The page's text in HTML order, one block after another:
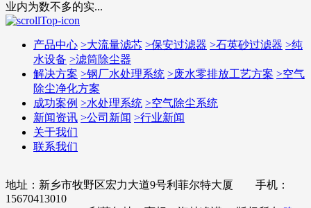
业内为数不多的实...
产品中心 >大流量滤芯 >保安过滤器 >石英砂过滤器 >纯
水设备 >滤筒除尘器
解决方案 >钢厂水处理系统 >废水零排放工艺方案 >空气
除尘净化方案
成功案例 >水处理系统 >空气除尘系统
新闻资讯 >公司新闻 >行业新闻
关于我们
联系我们
地址：新乡市牧野区宏力大道9号利菲尔特大厦 手机：
15670413010